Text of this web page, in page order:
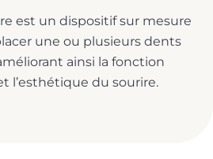
est un dispositif sur mesure
une ou plusieurs dents
ainsi la fonction
l’esthétique du sourire.